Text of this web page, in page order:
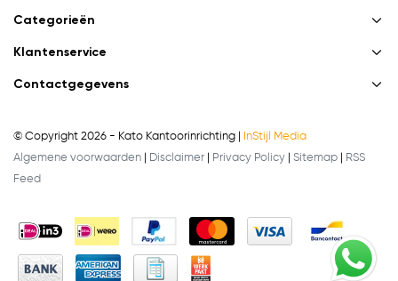
Categorieën
Klantenservice
Contactgegevens
© Copyright 2026 - Kato Kantoorinrichting |
InStijl Media
Algemene voorwaarden
Disclaimer Privacy Policy Sitemap
RSS
Feed